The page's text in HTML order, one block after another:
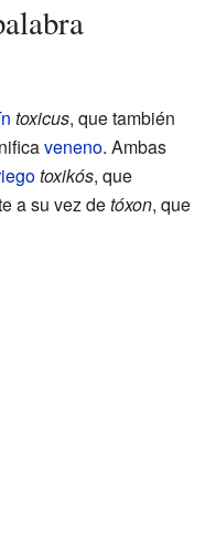
toxicus, que también
veneno. Ambas
toxikós, que
a su vez detóxon, que